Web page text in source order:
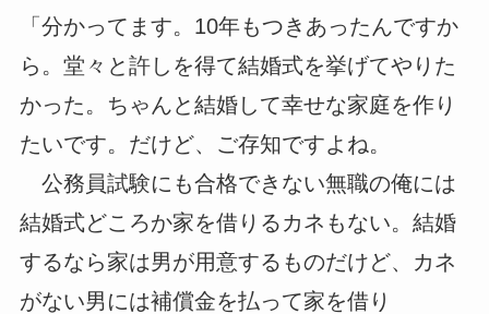
「分かってます。10年もつきあったんですか
ら。堂々と許しを得て結婚式を挙げてやりた
かった。ちゃんと結婚して幸せな家庭を作り
たいです。だけど、ご存知ですよね。
公務員試験にも合格できない無職の俺には
結婚式どころか家を借りるカネもない。結婚
するなら家は男が用意するものだけど、カネ
がない男には補償金を払って家を借り